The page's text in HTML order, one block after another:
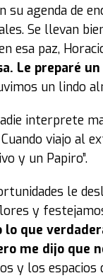
su agenda de
Se llevan
esa paz,
Le preparé
un lindo
interprete
Cuando viajo
y un Papiro”.
le
y
que
me dijo que
y los espacios